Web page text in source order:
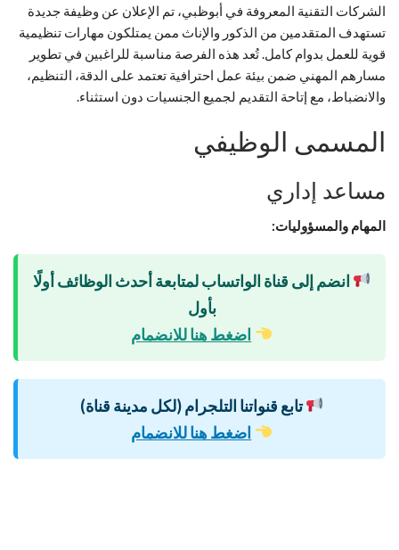
الشركات التقنية المعروفة في أبوظبي، تم الإعلان عن وظيفة جديدة
تستهدف المتقدمين من الذكور والإناث ممن يمتلكون مهارات تنظيمية
قوية للعمل بدوام كامل. تُعد هذه الفرصة مناسبة للراغبين في تطوير
مسارهم المهني ضمن بيئة عمل احترافية تعتمد على الدقة، التنظيم،
والانضباط، مع إتاحة التقديم لجميع الجنسيات دون استثناء.
المسمى الوظيفي
مساعد إداري
المهام والمسؤوليات:
انضم إلى قناة الواتساب لمتابعة أحدث الوظائف أولًا
بأول
اضغط هنا للانضمام
تابع قنواتنا التلجرام (لكل مدينة قناة)
اضغط هنا للانضمام